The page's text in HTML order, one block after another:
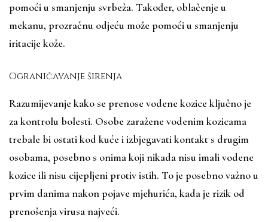
pomoći u smanjenju svrbeža. Također, oblačenje u
mekanu, prozračnu odjeću može pomoći u smanjenju
iritacije kože.
Ograničavanje širenja
Razumijevanje kako se prenose vodene kozice ključno je
za kontrolu bolesti. Osobe zaražene vodenim kozicama
trebale bi ostati kod kuće i izbjegavati kontakt s drugim
osobama, posebno s onima koji nikada nisu imali vodene
kozice ili nisu cijepljeni protiv istih. To je posebno važno u
prvim danima nakon pojave mjehurića, kada je rizik od
prenošenja virusa najveći.